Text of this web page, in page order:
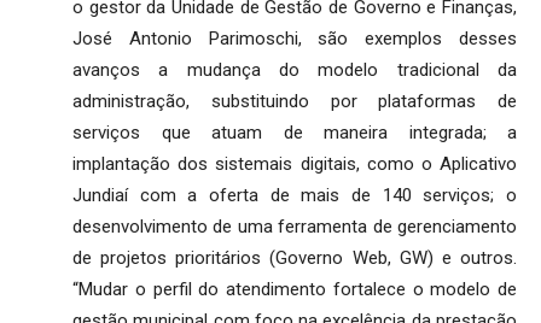
o gestor da Unidade de Gestão de Governo e Finanças,
José Antonio Parimoschi, são exemplos desses
avanços a mudança do modelo tradicional da
administração, substituindo por plataformas de
serviços que atuam de maneira integrada; a
implantação dos sistemais digitais, como o Aplicativo
Jundiaí com a oferta de mais de 140 serviços; o
desenvolvimento de uma ferramenta de gerenciamento
de projetos prioritários (Governo Web, GW) e outros.
“Mudar o perfil do atendimento fortalece o modelo de